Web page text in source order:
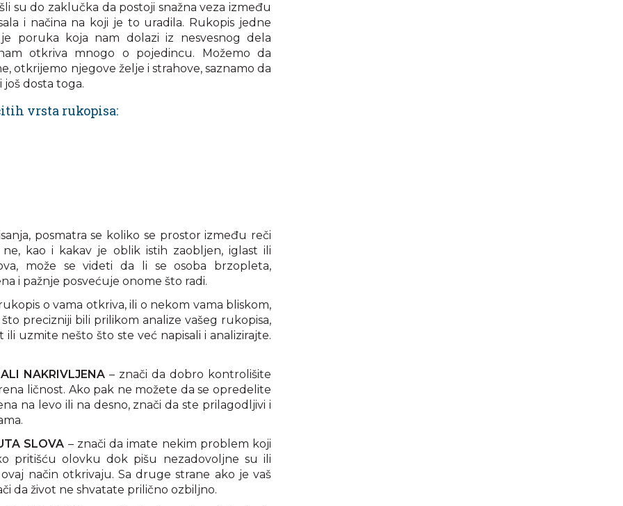
su do zaklučka da postoji snažna veza između
i načina na koji je to uradila. Rukopis jedne
poruka koja nam dolazi iz nesvesnog dela
otkriva mnogo o pojedincu. Možemo da
otkrijemo njegove želje i strahove, saznamo da
još dosta toga.
vrsta rukopisa:
posmatra se koliko se prostor između reči
kao i kakav je oblik istih zaobljen, iglast ili
može se videti da li se osoba brzopleta,
i pažnje posvećuje onome što radi.
o vama otkriva, ili o nekom vama bliskom,
precizniji bili prilikom analize vašeg rukopisa,
uzmite nešto što ste već napisali i analizirajte.
NAKRIVLJENA – znači da dobro kontrolišite
ličnost. Ako pak ne možete da se opredelite
na levo ili na desno, znači da ste prilagodljivi i
SLOVA – znači da imate nekim problem koji
pritišću olovku dok pišu nezadovoljne su ili
način otkrivaju. Sa druge strane ako je vaš
da život ne shvatate prilično ozbiljno.